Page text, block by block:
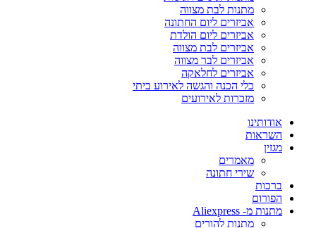
מתנות לבת מצווה
אביזרים ליום החתונה
אביזרים ליום הולדת
אביזרים לבת מצווה
אביזרים לבר מצווה
אביזרים לחלאקה
כלי הכנה והגשה לאירוע ביתי
מזכרות לאירועים
אודותינו
השראות
מגזין
מאמרים
שירי חתונה
ברכות
הפורום
מתנות מ- Aliexpress
מתנות להורים